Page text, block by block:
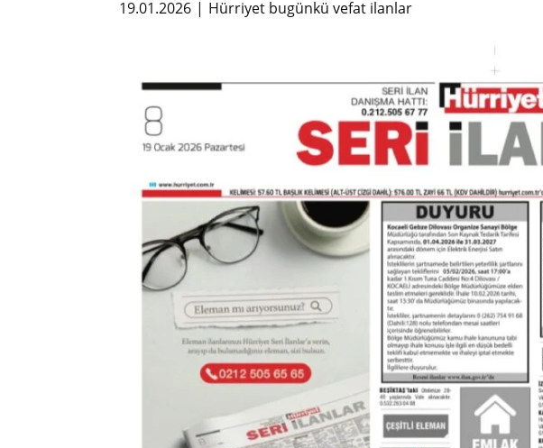
19.01.2026 Hürriyet bugünkü vefat ilanlar